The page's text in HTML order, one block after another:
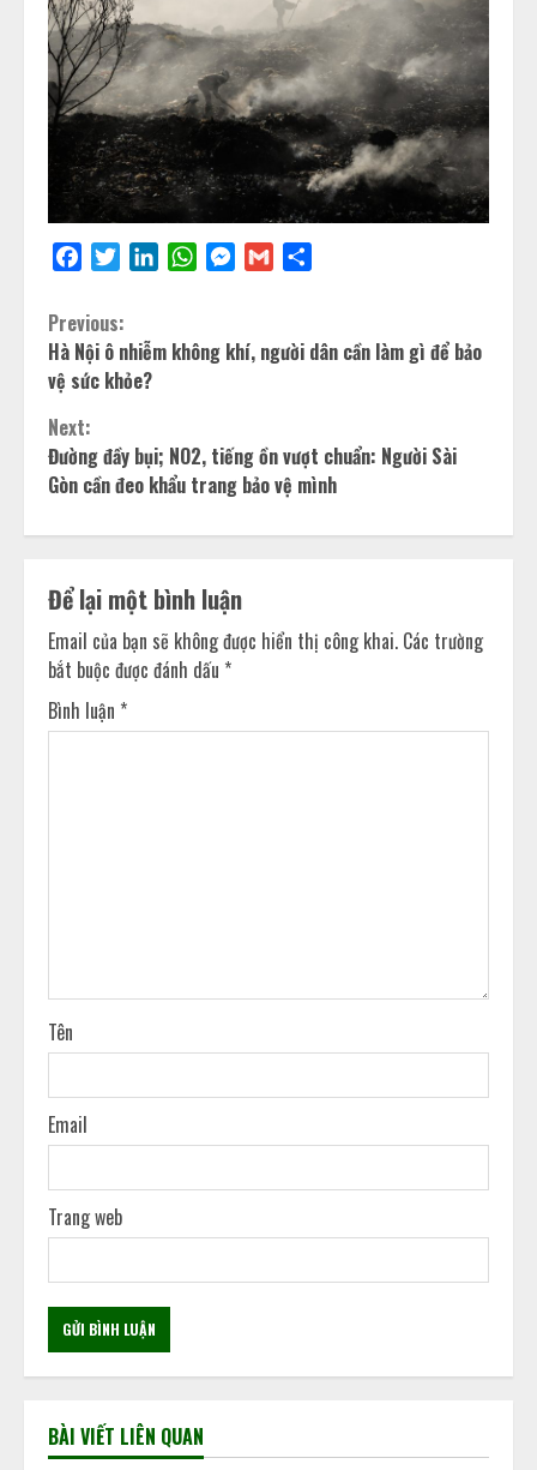
FacebookTwitterLinkedInWhatsAppMessenger
Gmail
Previous:
Hà Nội ô nhiễm không khí, người dân cần làm gì để bảo
vệ sức khỏe?
Next:
Đường đầy bụi; NO2, tiếng ồn vượt chuẩn: Người Sài
Gòn cần đeo khẩu trang bảo vệ mình
Để lại một bình luận
Email của bạn sẽ không được hiển thị công khai. Các trường
bắt buộc được đánh dấu *
Bình luận *
Tên
Email
Trang web
BÀI VIẾT LIÊN QUAN